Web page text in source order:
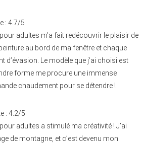
: 4.7/5
adultes m’a fait redécouvrir le plaisir de
au bord de ma fenêtre et chaque
d’évasion. Le modèle que j’ai choisi est
forme me procure une immense
chaudement pour se détendre !
: 4.2/5
adultes a stimulé ma créativité ! J’ai
de montagne, et c’est devenu mon